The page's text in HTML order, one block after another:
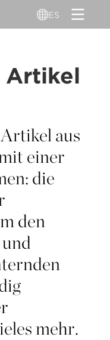
ES
Artikel
aus
einer
die
den
mehr.